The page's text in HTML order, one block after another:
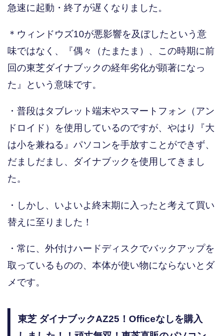
急速に起動・終了が遅くなりました。
＊ウィンドウズ10が悪影響を及ぼしたという意
味ではなく、『偶々（たまたま）、この時期に前
回の東芝ダイナブックの経年劣化が顕著になっ
た』という意味です。
・普段はタブレット端末やスマートフォン（アン
ドロイド）を使用しているのですが、やはり『大
は小を兼ねる』パソコンを手放すことができず、
だましだまし、ダイナブックを使用してきまし
た。
・しかし、いよいよ終末期に入ったと考えて買い
替えに至りました！
・常に、外付けハードディスクでバックアップを
取っているものの、本体が使い物にならないとダ
メです。
東芝 ダイナブックAZ25！Officeなしを購入